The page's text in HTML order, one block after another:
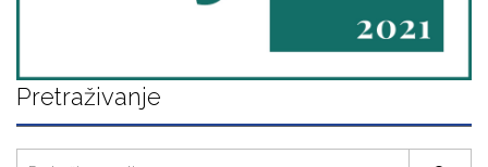
Pretraživanje